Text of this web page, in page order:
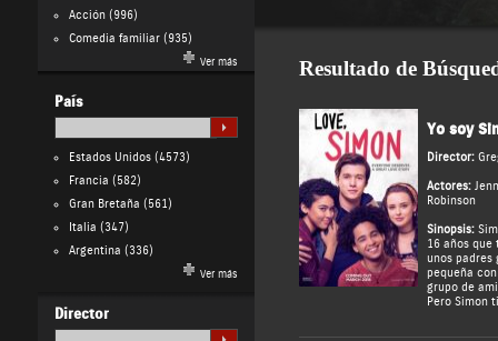
Acción(996)
Comedia familiar(935)
Ver más
País
Estados Unidos(4573)
Francia (582)
Gran Bretaña (561)
Italia (347)
Argentina (336)
Ver más
Director
Resultado de
Yo soy
Director:
Actores:
Robinson
Sinopsis:
16 años que
unos padres
pequeña
grupo de
Pero Simon